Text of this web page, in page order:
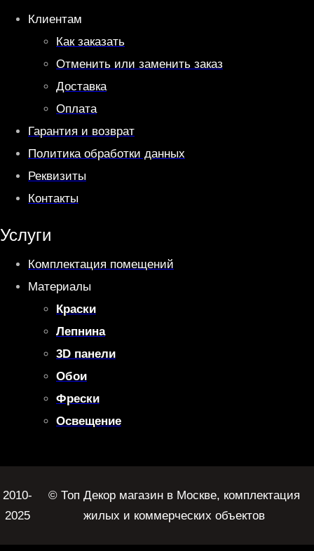
p
m
Клиентам
Как заказать
Отменить или заменить заказ
Доставка
Оплата
Гарантия и возврат
Политика обработки данных
Реквизиты
Контакты
Услуги
Комплектация помещений
Материалы
Краски
Лепнина
3D панели
Обои
Фрески
Освещение
2010-
2025
© Топ Декор магазин в Москве, комплектация
жилых и коммерческих объектов